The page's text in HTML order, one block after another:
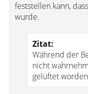
feststellen kann,
wurde.
Zitat:
Während der
nicht
gelüftet